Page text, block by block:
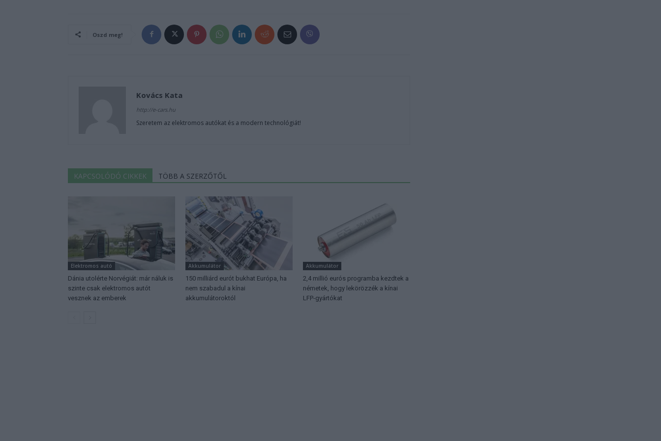
Oszd meg!
Kovács Kata
http://e-cars.hu
Szeretem az elektromos autókat és a modern technológiát!
KAPCSOLÓDÓ CIKKEK TÖBB A SZERZŐTŐL
Elektromos autó
Dánia utolérte Norvégiát: már náluk is
szinte csak elektromos autót
vesznek az emberek
Akkumulátor
150 milliárd eurót bukhat Európa, ha
nem szabadul a kínai
akkumulátoroktól
Akkumulátor
2,4 millió eurós programba kezdtek a
németek, hogy lekörözzék a kínai
LFP-gyártókat